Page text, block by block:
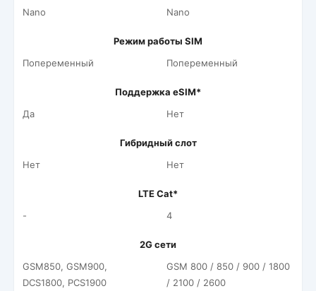
Nano
Nano
Режим работы SIM
Попеременный
Попеременный
Поддержка eSIM*
Да
Нет
Гибридный слот
Нет
Нет
LTE Cat*
-
4
2G сети
GSM850, GSM900,
DCS1800, PCS1900
GSM 800 / 850 / 900 / 1800
/ 2100 / 2600